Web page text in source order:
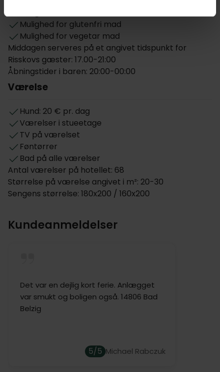
Mulighed for glutenfri mad
Mulighed for vegetar mad
Middagen serveres på et angivet tidspunkt for
Risskovs gæster: 17.00-21:00
Åbningstider i baren: 20:00-00:00
Værelse
Hund: 20 € pr. dag
Værelser i stueetage
TV på værelset
Føntørrer
Bad på alle værelser
Antal værelser på hotellet: 68
Størrelse på værelse angivet i m²: 20-30
Sengens størrelse: 180x200 / 160x200
Kundeanmeldelser
Det var en dejlig kort ferie. Anlægget
var smukt og boligen også. 14806 Bad
Belzig
5/5 Michael Rabczuk